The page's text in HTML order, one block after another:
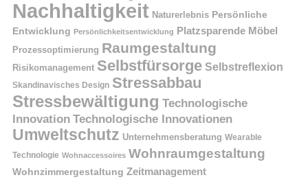
Nachhaltigkeit Naturerlebnis Persönliche
Entwicklung Persönlichkeitsentwicklung Platzsparende Möbel
Prozessoptimierung Raumgestaltung
Risikomanagement Selbstfürsorge Selbstreflexion
Skandinavisches Design Stressabbau
Stressbewältigung Technologische
Innovation Technologische Innovationen
Umweltschutz Unternehmensberatung Wearable
Technologie Wohnaccessoires Wohnraumgestaltung
Wohnzimmergestaltung Zeitmanagement